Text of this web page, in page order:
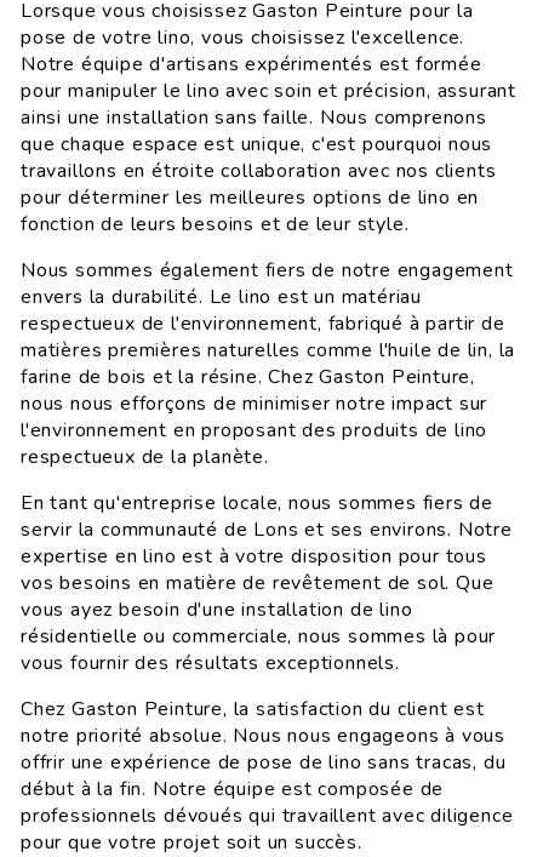
Lorsque vous choisissez Gaston Peinture pour la
pose de votre lino, vous choisissez l'excellence.
Notre équipe d'artisans expérimentés est formée
pour manipuler le lino avec soin et précision, assurant
ainsi une installation sans faille. Nous comprenons
que chaque espace est unique, c'est pourquoi nous
travaillons en étroite collaboration avec nos clients
pour déterminer les meilleures options de lino en
fonction de leurs besoins et de leur style.
Nous sommes également fiers de notre engagement
envers la durabilité. Le lino est un matériau
respectueux de l'environnement, fabriqué à partir de
matières premières naturelles comme l'huile de lin, la
farine de bois et la résine. Chez Gaston Peinture,
nous nous efforçons de minimiser notre impact sur
l'environnement en proposant des produits de lino
respectueux de la planète.
En tant qu'entreprise locale, nous sommes fiers de
servir la communauté de Lons et ses environs. Notre
expertise en lino est à votre disposition pour tous
vos besoins en matière de revêtement de sol. Que
vous ayez besoin d'une installation de lino
résidentielle ou commerciale, nous sommes là pour
vous fournir des résultats exceptionnels.
Chez Gaston Peinture, la satisfaction du client est
notre priorité absolue. Nous nous engageons à vous
offrir une expérience de pose de lino sans tracas, du
début à la fin. Notre équipe est composée de
professionnels dévoués qui travaillent avec diligence
pour que votre projet soit un succès.